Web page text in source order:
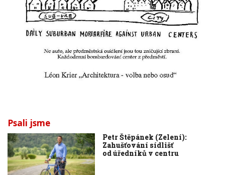
Psali jsme
Petr Štěpánek (Zelení):
Zahušťování sídlišť
od úředníků v centru